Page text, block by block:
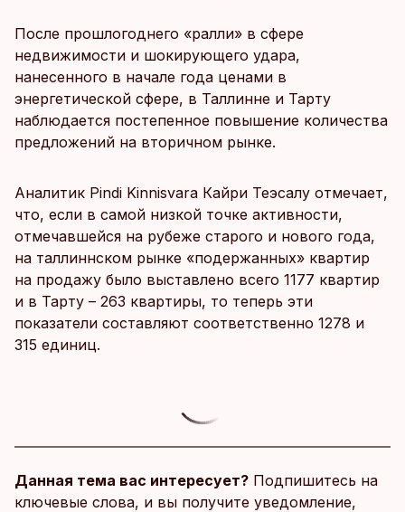
После прошлогоднего «ралли» в сфере
недвижимости и шокирующего удара,
нанесенного в начале года ценами в
энергетической сфере, в Таллинне и Тарту
наблюдается постепенное повышение количества
предложений на вторичном рынке.
Аналитик Pindi Kinnisvara Кайри Теэсалу отмечает,
что, если в самой низкой точке активности,
отмечавшейся на рубеже старого и нового года,
на таллиннском рынке «подержанных» квартир
на продажу было выставлено всего 1177 квартир
и в Тарту – 263 квартиры, то теперь эти
показатели составляют соответственно 1278 и
315 единиц.
Данная тема вас интересует? Подпишитесь на
ключевые слова, и вы получите уведомление,